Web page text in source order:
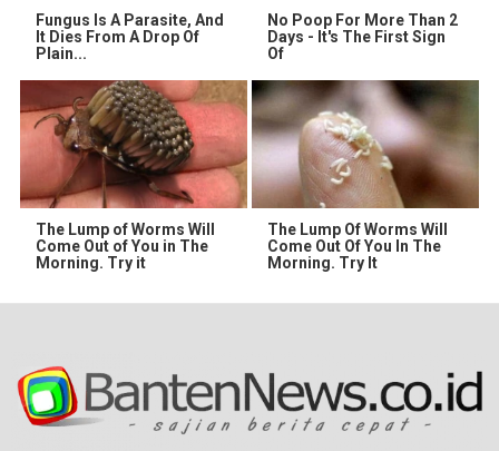
Fungus Is A Parasite, And
It Dies From A Drop Of
Plain...
No Poop For More Than 2
Days - It's The First Sign
Of
The Lump of Worms Will
Come Out of You in The
Morning. Try it
The Lump Of Worms Will
Come Out Of You In The
Morning. Try It